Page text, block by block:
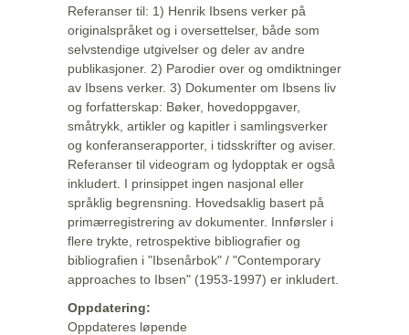
Referanser til: 1) Henrik Ibsens verker på
originalspråket og i oversettelser, både som
selvstendige utgivelser og deler av andre
publikasjoner. 2) Parodier over og omdiktninger
av Ibsens verker. 3) Dokumenter om Ibsens liv
og forfatterskap: Bøker, hovedoppgaver,
småtrykk, artikler og kapitler i samlingsverker
og konferanserapporter, i tidsskrifter og aviser.
Referanser til videogram og lydopptak er også
inkludert. I prinsippet ingen nasjonal eller
språklig begrensning. Hovedsaklig basert på
primærregistrering av dokumenter. Innførsler i
flere trykte, retrospektive bibliografier og
bibliografien i "Ibsenårbok" / "Contemporary
approaches to Ibsen" (1953-1997) er inkludert.
Oppdatering:
Oppdateres løpende